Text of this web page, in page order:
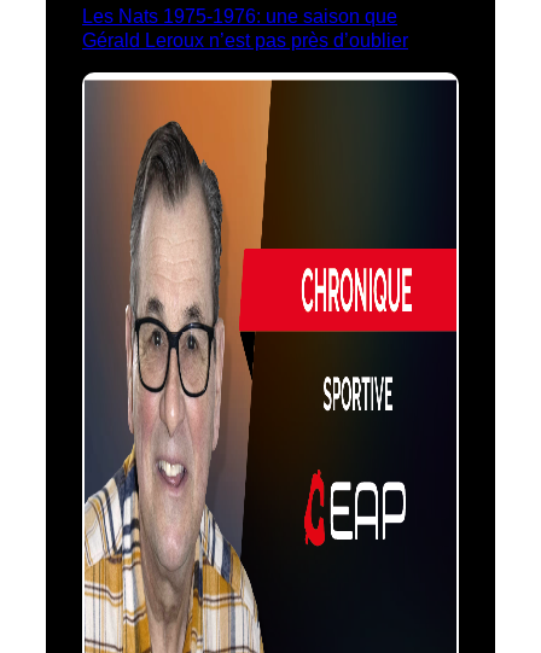
Les Nats 1975-1976: une saison que
Gérald Leroux n’est pas près d’oublier